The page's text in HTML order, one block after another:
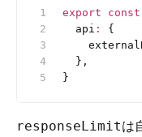
export const
  api
:
{
  },
}
responseLimitは